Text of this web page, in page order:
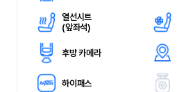
열선시트
(앞좌석)
후방 카메라
하이패스